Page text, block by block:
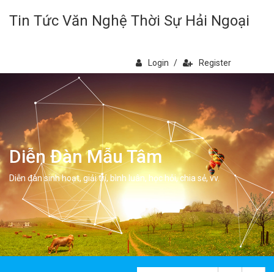
Tin Tức Văn Nghệ Thời Sự Hải Ngoại
Login / Register
Diễn Đàn Mẫu Tâm
Diễn đàn sinh hoạt, giải trí, bình luân, học hỏi, chia sẻ, vv.